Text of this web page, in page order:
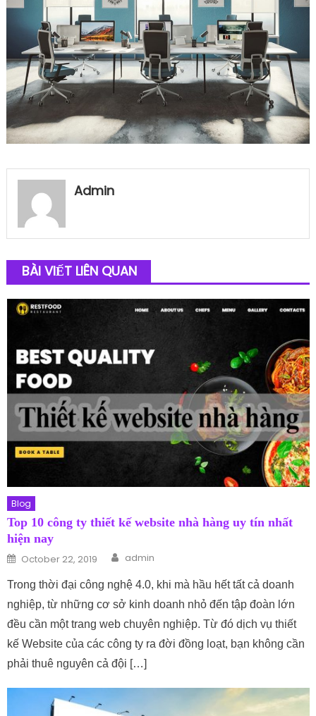
Admin
BÀI VIẾT LIÊN QUAN
Blog
Top 10 công ty thiết kế website nhà hàng uy tín nhất
hiện nay
Posted on
October 22, 2019 Author
admin
Trong thời đại công nghệ 4.0, khi mà hầu hết tất cả doanh
nghiệp, từ những cơ sở kinh doanh nhỏ đến tập đoàn lớn
đều cần một trang web chuyên nghiệp. Từ đó dịch vụ thiết
kế Website của các công ty ra đời đồng loạt, bạn không cần
phải thuê nguyên cả đội […]